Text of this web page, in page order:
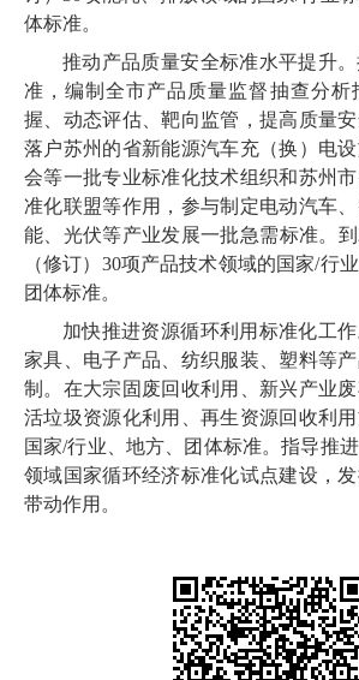
体标准。
推动产品质量安全标准水平提升
准，编制全市产品质量监督抽查分析
握、动态评估、靶向监管，提高质量
落户苏州的省新能源汽车充（换）电
会等一批专业标准化技术组织和苏州
准化联盟等作用，参与制定电动汽车
能、光伏等产业发展一批急需标准。
（修订）30项产品技术领域的国家/行
团体标准。
加快推进资源循环利用标准化工作
家具、电子产品、纺织服装、塑料等
制。在大宗固废回收利用、新兴产业
活垃圾资源化利用、再生资源回收利
国家/行业、地方、团体标准。指导推
领域国家循环经济标准化试点建设，
带动作用。